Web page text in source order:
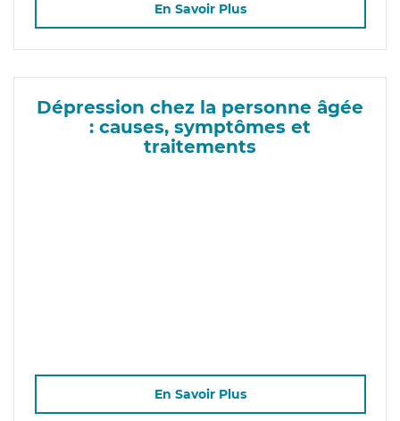
En Savoir Plus
Dépression chez la personne âgée
: causes, symptômes et
traitements
En Savoir Plus